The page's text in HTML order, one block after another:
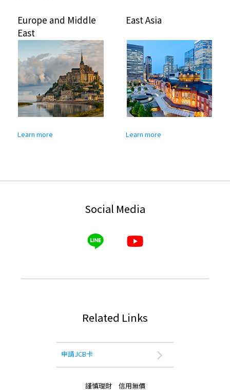
Europe and Middle
East
Learn more
East Asia
Learn more
Social Media
Related Links
申請JCB卡
謹慎理財 信用無價